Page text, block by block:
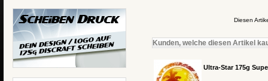
Diesen
Kunden, welche diesen Artikel
Ultra-Star 175g